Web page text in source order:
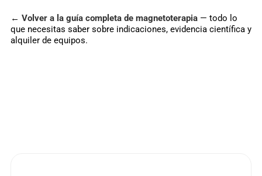
← Volver a la guía completa de magnetoterapia— todo lo
que necesitas saber sobre indicaciones, evidencia científica y
alquiler de equipos.